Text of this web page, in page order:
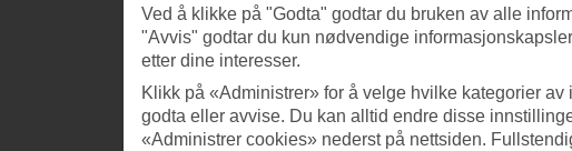
Ved å klikke på "Godta" godtar du bruken av alle
"Avvis" godtar du kun nødvendige
etter dine interesser.
Klikk på «Administrer» for å velge hvilke kategorier av
godta eller avvise. Du kan alltid endre disse
«Administrer cookies» nederst på nettsiden.